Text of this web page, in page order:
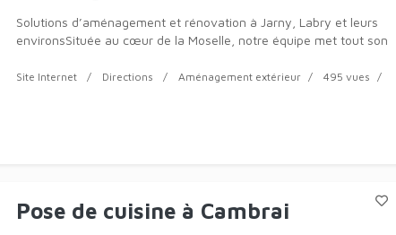
Solutions d’aménagement et rénovation à Jarny, Labry et leurs
environsSituée au cœur de la Moselle, notre équipe met tout son
Site Internet Directions Aménagement extérieur 495 vues
Pose de cuisine à Cambrai